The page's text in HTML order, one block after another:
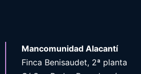
Mancomunidad Alacantí
Finca Benisaudet, 2ª planta